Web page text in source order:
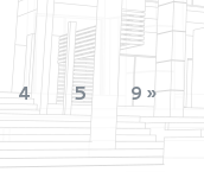
4 5 9 »